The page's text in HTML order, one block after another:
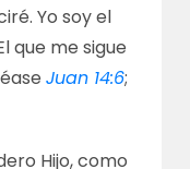
Yo soy el
que me sigue
Juan 14:6;
Hijo, como